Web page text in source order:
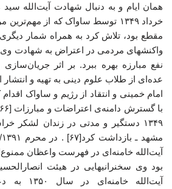
خرداد ۱۳۴۹ توسط ساواک که از
مقطع بود، تلاش کرد به همراه شمار
واکنشهای مردمی در اعتراض به شهادت وی،
نفع مبارزه بهره ببرد. بر اثر
عده‌ای از طلاب علوم دینی به تهیه و انتشار
۱۳۴۹ دستگیر و مدتی در زندان لشکر
آیت‌الله خامنه‌ای در فهرست واعظان
آیت‌الله